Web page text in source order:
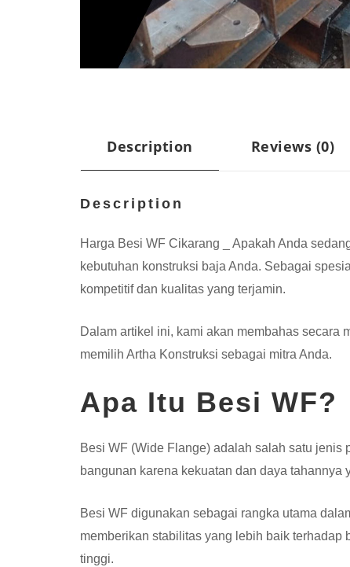
Description Reviews (0)
Description
Harga Besi WF Cikarang _ Apakah Anda
kebutuhan konstruksi baja Anda. Sebagai
kompetitif dan kualitas yang terjamin.
Dalam artikel ini, kami akan membahas secara
memilih Artha Konstruksi sebagai mitra Anda.
Apa Itu Besi WF?
Besi WF (Wide Flange) adalah salah satu
bangunan karena kekuatan dan daya tahannya
Besi WF digunakan sebagai rangka utama
memberikan stabilitas yang lebih baik terhadap
tinggi.